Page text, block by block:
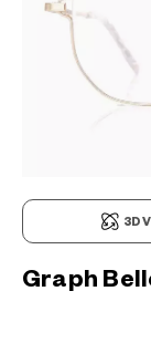
3D
Graph